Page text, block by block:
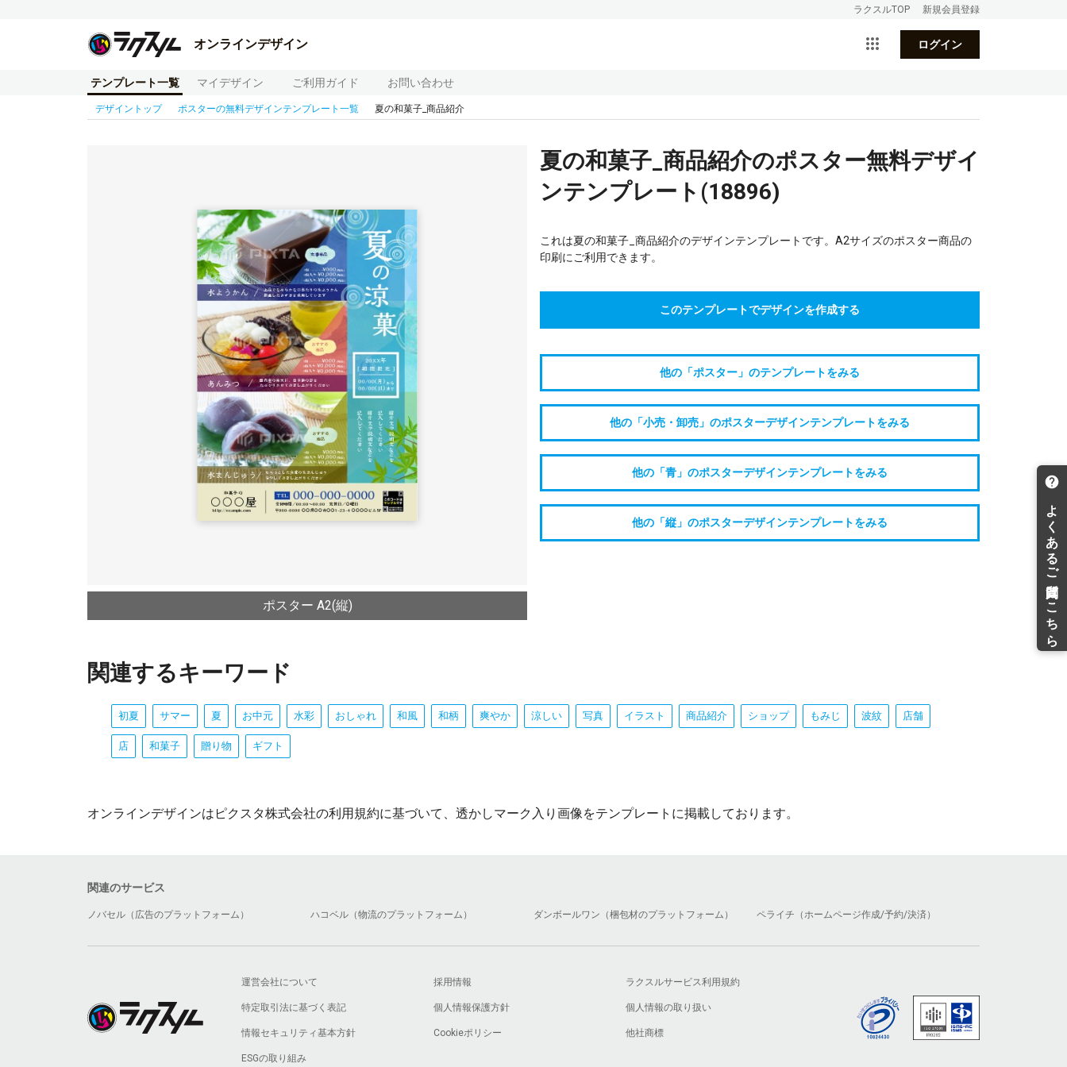
ラクスルTOP 新規会員登録
オンラインデザイン ログイン
テンプレート一覧 マイデザイン ご利用ガイド お問い合わせ
デザイントップ ポスターの無料デザインテンプレート一覧 夏の和菓子_商品紹介
ポスター A2(縦)
夏の和菓子_商品紹介のポスター無料デザイ
ンテンプレート(18896)
これは夏の和菓子_商品紹介のデザインテンプレートです。A2サイズのポスター商品の
印刷にご利用できます。
このテンプレートでデザインを作成する
他の「ポスター」のテンプレートをみる
他の「小売・卸売」のポスターデザインテンプレートをみる
他の「青」のポスターデザインテンプレートをみる
他の「縦」のポスターデザインテンプレートをみる
関連するキーワード
初夏 サマー 夏 お中元 水彩 おしゃれ 和風 和柄 爽やか 涼しい 写真 イラスト 商品紹介 ショップ もみじ 波紋 店舗
店 和菓子 贈り物 ギフト
オンラインデザインはピクスタ株式会社の利用規約に基づいて、透かしマーク入り画像をテンプレートに掲載しております。
関連のサービス
ノバセル（広告のプラットフォーム） ハコベル（物流のプラットフォーム） ダンボールワン（梱包材のプラットフォーム） ペライチ（ホームページ作成/予約/決済）
運営会社について 採用情報 ラクスルサービス利用規約
特定取引法に基づく表記 個人情報保護方針 個人情報の取り扱い
情報セキュリティ基本方針 Cookieポリシー 他社商標
ESGの取り組み